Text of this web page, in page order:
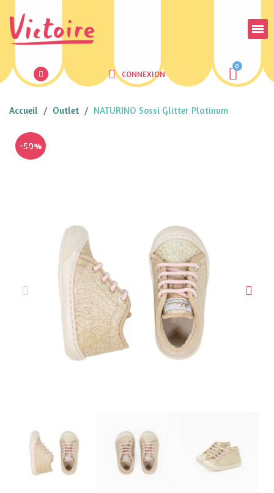
CONNEXION
Accueil Outlet NATURINO Sossi Glitter Platinum
-50%